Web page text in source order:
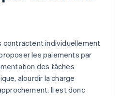
contractent individuellement
les paiements par
des tâches
alourdir la charge
Il est donc